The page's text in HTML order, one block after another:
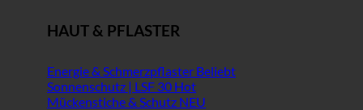
HAUT & PFLASTER
Energie & Schmerzpflaster
Sonnenschutz | LSF 30
Mückenstiche & Schutz